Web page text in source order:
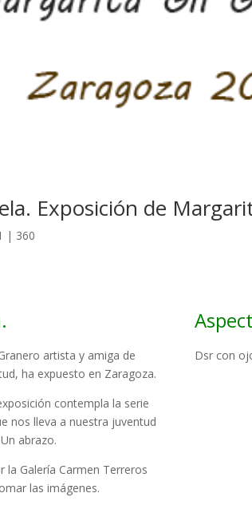
Exposición de
| 360
artista y amiga de
ha expuesto en Zaragoza.
contempla la serie
nos lleva a nuestra juventud
abrazo.
la Galería Carmen Terreros
las imágenes.
Dsr con